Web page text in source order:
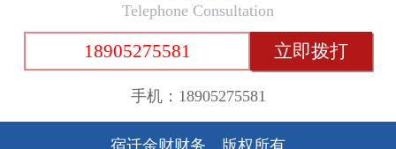
Telephone Consultation
18905275581 立即拨打
手机：18905275581
宿迁金财财务 版权所有